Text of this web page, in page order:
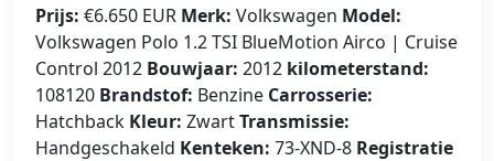
Prijs: €6.650 EUR Merk: Volkswagen Model:
Volkswagen Polo 1.2 TSI BlueMotion Airco | Cruise
Control 2012 Bouwjaar: 2012 kilometerstand:
108120 Brandstof: Benzine Carrosserie:
Hatchback Kleur: ZwartTransmissie:
Handgeschakeld Kenteken: 73-XND-8 Registratie